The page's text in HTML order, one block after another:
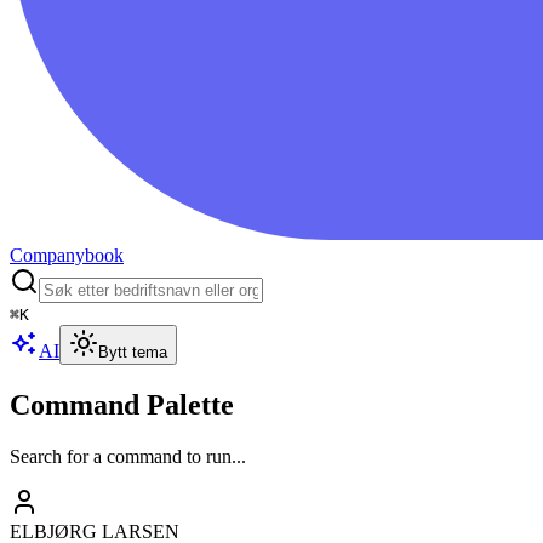
Companybook
⌘K
AI Bytt tema
Command Palette
Search for a command to run...
ELBJØRG LARSEN